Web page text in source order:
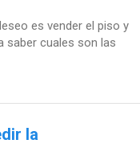
es vender el piso y
saber cuales son las
la